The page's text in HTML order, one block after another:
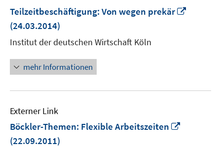
Teilzeitbeschäftigung: Von wegen prekär
(24.03.2014)
Institut der deutschen Wirtschaft Köln
mehr Informationen
Externer Link
Böckler-Themen: Flexible Arbeitszeiten
(22.09.2011)